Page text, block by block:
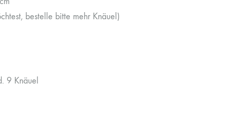
bestelle bitte mehr Knäuel)
9 Knäuel